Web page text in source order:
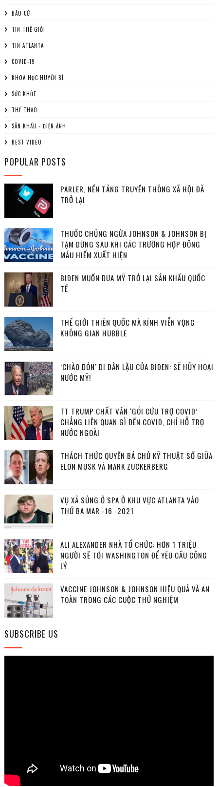
BẦU CỬ
TIN THẾ GIỚI
TIN ATLANTA
COVID-19
KHOA HỌC HUYỀN BÍ
SỨC KHỎE
THỂ THAO
SÂN KHẤU - ĐIỆN ẢNH
BEST VIDEO
POPULAR POSTS
PARLER, NỀN TẢNG TRUYỀN THÔNG XÃ HỘI ĐÃ
TRỞ LẠI
THUỐC CHỦNG NGỪA JOHNSON & JOHNSON BỊ
TẠM DỪNG SAU KHI CÁC TRƯỜNG HỢP ĐÔNG
MÁU HIẾM XUẤT HIỆN
BIDEN MUỐN ĐƯA MỸ TRỞ LẠI SÂN KHẤU QUỐC
TẾ
THẾ GIỚI THIÊN QUỐC MÀ KÍNH VIỄN VỌNG
KHÔNG GIAN HUBBLE
‘CHÀO ĐÓN’ DI DÂN LẬU CỦA BIDEN: SẼ HỦY HOẠI
NƯỚC MỸ!
TT TRUMP CHẤT VẤN ‘GÓI CỨU TRỢ COVID’
CHẲNG LIÊN QUAN GÌ ĐẾN COVID, CHỈ HỖ TRỢ
NƯỚC NGOÀI
THÁCH THỨC QUYỀN BÁ CHỦ KỸ THUẬT SỐ GIỮA
ELON MUSK VÀ MARK ZUCKERBERG
VỤ XẢ SÚNG Ở SPA Ở KHU VỰC ATLANTA VÀO
THỨ BA MAR -16 -2021
ALI ALEXANDER NHÀ TỔ CHỨC: HƠN 1 TRIỆU
NGƯỜI SẼ TỚI WASHINGTON ĐỂ YÊU CẦU CÔNG
LÝ
VACCINE JOHNSON & JOHNSON HIỆU QUẢ VÀ AN
TOÀN TRONG CÁC CUỘC THỬ NGHIỆM
SUBSCRIBE US